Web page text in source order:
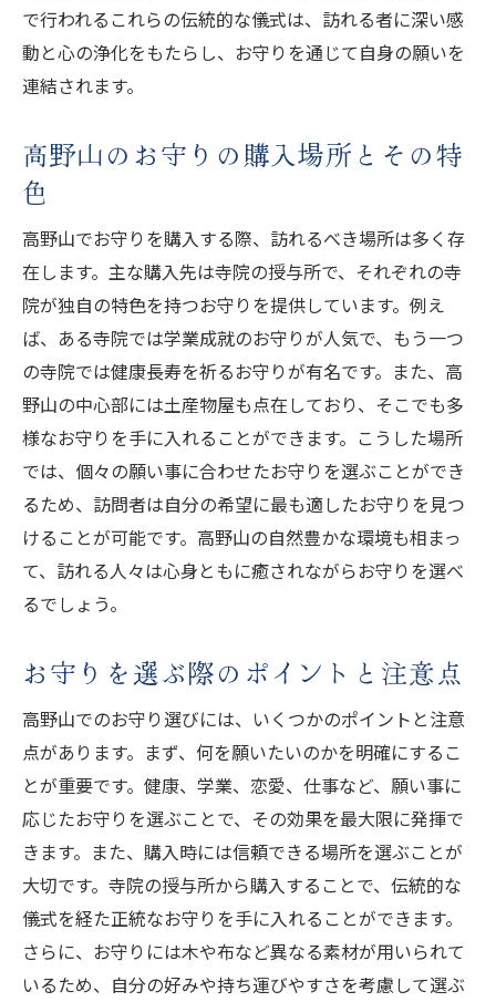
で行われるこれらの伝統的な儀式は、訪れる者に深い感
動と心の浄化をもたらし、お守りを通じて自身の願いを
連結されます。
高野山のお守りの購入場所とその特
色
高野山でお守りを購入する際、訪れるべき場所は多く存
在します。主な購入先は寺院の授与所で、それぞれの寺
院が独自の特色を持つお守りを提供しています。例え
ば、ある寺院では学業成就のお守りが人気で、もう一つ
の寺院では健康長寿を祈るお守りが有名です。また、高
野山の中心部には土産物屋も点在しており、そこでも多
様なお守りを手に入れることができます。こうした場所
では、個々の願い事に合わせたお守りを選ぶことができ
るため、訪問者は自分の希望に最も適したお守りを見つ
けることが可能です。高野山の自然豊かな環境も相まっ
て、訪れる人々は心身ともに癒されながらお守りを選べ
るでしょう。
お守りを選ぶ際のポイントと注意点
高野山でのお守り選びには、いくつかのポイントと注意
点があります。まず、何を願いたいのかを明確にするこ
とが重要です。健康、学業、恋愛、仕事など、願い事に
応じたお守りを選ぶことで、その効果を最大限に発揮で
きます。また、購入時には信頼できる場所を選ぶことが
大切です。寺院の授与所から購入することで、伝統的な
儀式を経た正統なお守りを手に入れることができます。
さらに、お守りには木や布など異なる素材が用いられて
いるため、自分の好みや持ち運びやすさを考慮して選ぶ